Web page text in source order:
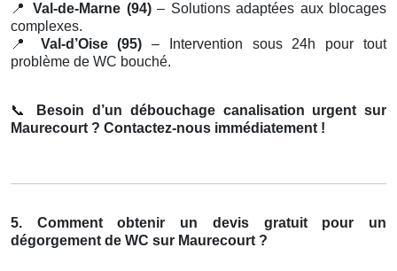
📍
Val-de-Marne (94)– Solutions adaptées aux blocages
complexes.
📍
Val-d’Oise (95) – Intervention sous 24h pour tout
problème de WC bouché.
📞
Besoin d’un débouchage canalisation urgent sur
Maurecourt ? Contactez-nous immédiatement !
5. Comment obtenir un devis gratuit pour un
dégorgement de WC sur Maurecourt ?